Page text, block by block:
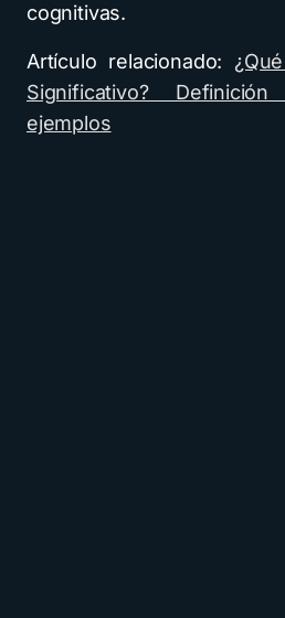
cognitivas.
Artículo relacionado:
Significativo?
ejemplos